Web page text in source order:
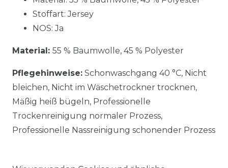
Stoffart: Jersey
NOS: Ja
Material: 55 % Baumwolle, 45 % Polyester
Pflegehinweise: Schonwaschgang 40 °C, Nicht
bleichen, Nicht im Wäschetrockner trocknen,
Mäßig heiß bügeln, Professionelle
Trockenreinigung normaler Prozess,
Professionelle Nassreinigung schonender Prozess